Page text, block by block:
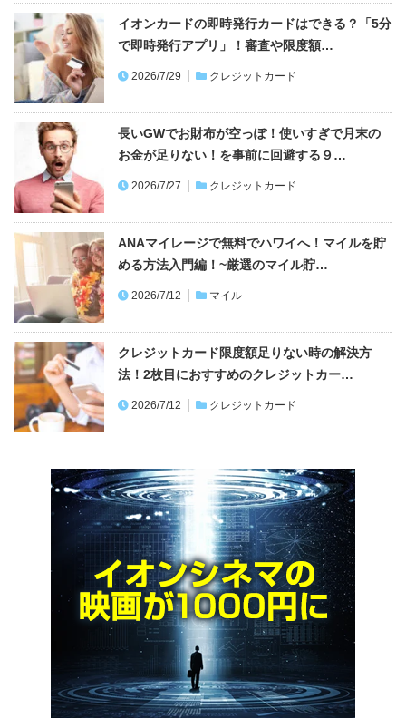
イオンカードの即時発行カードはできる？「5分
で即時発行アプリ」！審査や限度額…
2026/7/29 クレジットカード
長いGWでお財布が空っぽ！使いすぎで月末の
お金が足りない！を事前に回避する９…
2026/7/27 クレジットカード
ANAマイレージで無料でハワイへ！マイルを貯
める方法入門編！~厳選のマイル貯…
2026/7/12 マイル
クレジットカード限度額足りない時の解決方
法！2枚目におすすめのクレジットカー…
2026/7/12 クレジットカード